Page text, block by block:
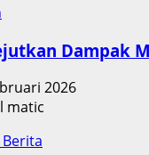
Dampak
2026